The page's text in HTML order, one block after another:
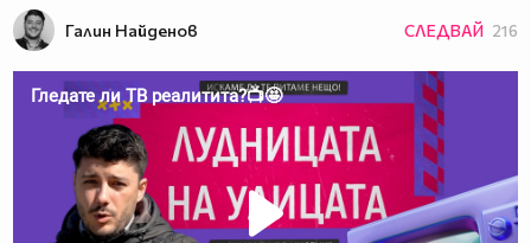
Галин Найденов СЛЕДВАЙ 216